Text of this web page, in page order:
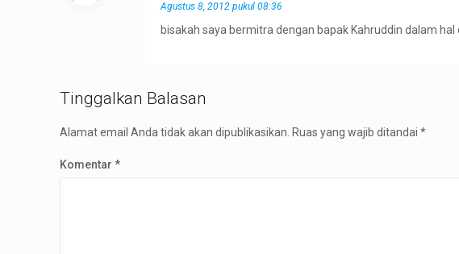
Agustus 8, 2012 pukul 08:36
bisakah saya bermitra dengan bapak Kahruddin dalam hal
Tinggalkan Balasan
Alamat email Anda tidak akan dipublikasikan. Ruas yang wajib ditandai *
Komentar *